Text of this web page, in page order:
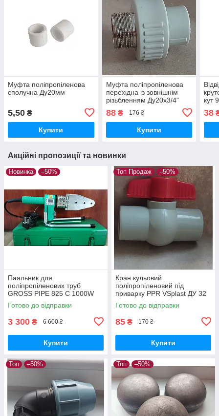
Муфта поліпропіленова
сполучна Ду20мм
5,50 ₴
Купити
Муфта поліпропіленова
перехідна із зовнішнім
різьбленням Ду20х3/4"
фітинг PPR для труби 20
мм
88₴ 176 ₴
Купити
кут
38
Акційні пропозиції та новинки
Новинка –50%
Паяльник для
поліпропіленових труб
GROSS PIPE 825 C 1000W
220V Апарат для зварювання
та пайки PPR прохід ДУ20-
Готово до відправки
3 300 ₴ 6 600 ₴
Купити
Топ Продаж –50%
Кран кульовий
поліпропіленовий під
приварку PPR VSplast ДУ 32
ручка метелик
Готово до відправки
85 ₴ 170 ₴
Купити
Топ –50% Топ –50%